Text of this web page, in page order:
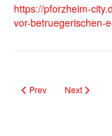
https://pforzheim-
vor-betruegerischen-
Previous article:
Prev Next
Next